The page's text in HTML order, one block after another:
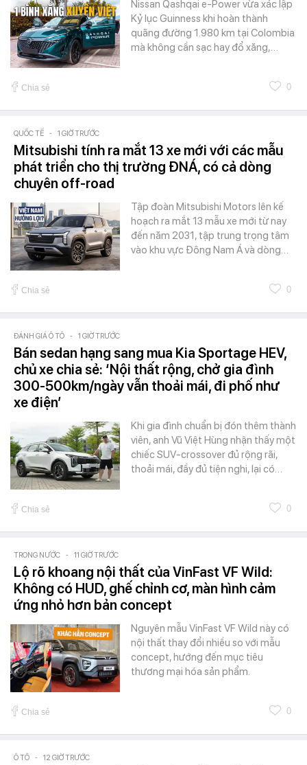
Nissan Qashqai e-Power vừa xác lập
Kỷ lục Guinness khi hoàn thành
quãng đường 1.980 km tại Colombia
mà không cần sạc hay đổ xăng,…
Chia sẻ 0
QUỐC TẾ - 1 GIỜ TRƯỚC
Mitsubishi tính ra mắt 13 xe mới với các mẫu
phát triển cho thị trường ĐNÁ, có cả dòng
chuyên off-road
Tập đoàn Mitsubishi Motors lên kế
hoạch ra mắt 13 mẫu xe mới từ nay
đến năm 2031, tập trung trọng tâm
vào khu vực Đông Nam Á và dòng…
Chia sẻ 0
ĐÁNH GIÁ Ô TÔ - 1 GIỜ TRƯỚC
Bán sedan hạng sang mua Kia Sportage HEV,
chủ xe chia sẻ: ‘Nội thất rộng, chở gia đình
300-500km/ngày vẫn thoải mái, đi phố như
xe điện’
Khi gia đình chuẩn bị đón thêm thành
viên, anh Vũ Việt Hùng nhận thấy một
chiếc SUV-crossover đủ rộng rãi,
thoải mái, đầy đủ tiện nghi, lại có…
Chia sẻ 0
TRONG NƯỚC - 11 GIỜ TRƯỚC
Lộ rõ khoang nội thất của VinFast VF Wild:
Không có HUD, ghế chỉnh cơ, màn hình cảm
ứng nhỏ hơn bản concept
Nguyên mẫu VinFast VF Wild này có
nội thất thay đổi nhiều so với mẫu
concept, hướng đến mục tiêu
thương mại hóa sản phẩm.
Chia sẻ 0
Ô TÔ - 12 GIỜ TRƯỚC